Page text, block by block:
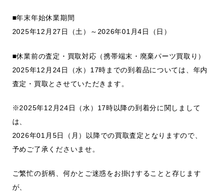
■年末年始休業期間
2025年12月27日（土）～2026年01月4日（日）
■休業前の査定・買取対応（携帯端末・廃棄パーツ買取り）
2025年12月24日（水）17時までの到着品については、年内
査定・買取とさせていただきます。
※2025年12月24日（水）17時以降の到着分に関しまして
は、
2026年01月5日（月）以降での買取査定となりますので、
予めご了承くださいませ。
ご繁忙の折柄、何かとご迷惑をお掛けすることと存じます
が、